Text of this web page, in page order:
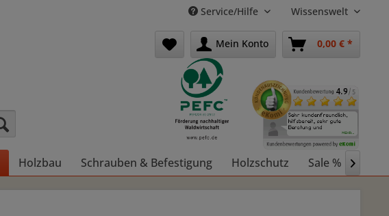
Service/Hilfe Wissenswelt
Mein Konto 0,00 € *
Holzbau Schrauben & Befestigung Holzschutz Sale % 